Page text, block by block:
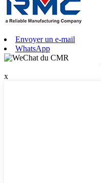
Envoyer un e-mail
WhatsApp
x